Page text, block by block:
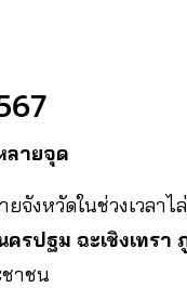
ลายจุด
จังหวัดในช่วงเวลาไ
รปฐม ฉะเชิงเทรา
าชน